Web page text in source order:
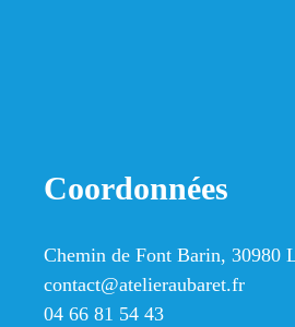
Coordonnées
Chemin de Font Barin, 30980
contact@atelieraubaret.fr
04 66 81 54 43